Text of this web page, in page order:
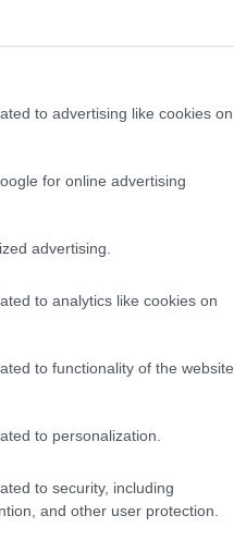
to advertising like cookies on
for online advertising
advertising.
to analytics like cookies on
to functionality of the website
to personalization.
to security, including
and other user protection.